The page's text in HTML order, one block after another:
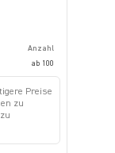
Anzahl
ab 100
Preise
zu